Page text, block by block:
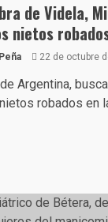
de Videla,
nietos
22 de octubre
Argentina,
robados en